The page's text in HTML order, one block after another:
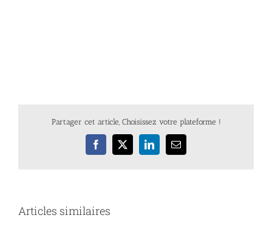
Partager cet article, Choisissez votre plateforme !
Facebook
X LinkedInEmail
Articles similaires